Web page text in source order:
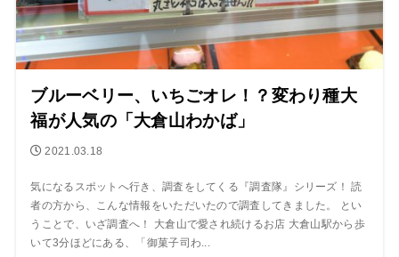
ブルーベリー、いちごオレ！？変わり種大
福が人気の「大倉山わかば」
2021.03.18
気になるスポットへ行き、調査をしてくる『調査隊』シリーズ！ 読
者の方から、こんな情報をいただいたので調査してきました。 とい
うことで、いざ調査へ！ 大倉山で愛され続けるお店 大倉山駅から歩
いて3分ほどにある、「御菓子司わ...